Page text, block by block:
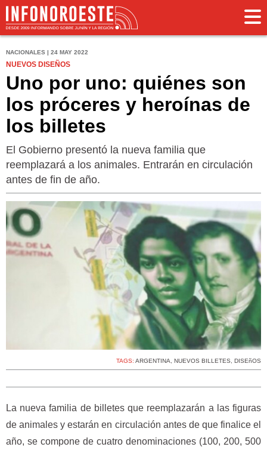
NACIONALES | 24 MAY 2022
NUEVOS DISEÑOS
Uno por uno: quiénes son
los próceres y heroínas de
los billetes
El Gobierno presentó la nueva familia que
reemplazará a los animales. Entrarán en circulación
antes de fin de año.
TAGS: ARGENTINA, NUEVOS BILLETES, DISEñOS
La nueva familia de billetes que reemplazarán a las figuras
de animales y estarán en circulación antes de que finalice el
año, se compone de cuatro denominaciones (100, 200, 500